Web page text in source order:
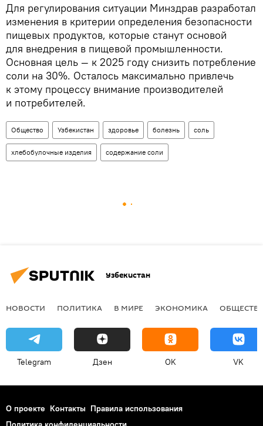
Для регулирования ситуации Минздрав разработал
изменения в критерии определения безопасности
пищевых продуктов, которые станут основой
для внедрения в пищевой промышленности.
Основная цель — к 2025 году снизить потребление
соли на 30%. Осталось максимально привлечь
к этому процессу внимание производителей
и потребителей.
Общество Узбекистан здоровье болезнь соль
хлебобулочные изделия содержание соли
Узбекистан
НОВОСТИ ПОЛИТИКА В МИРЕ ЭКОНОМИКА
Telegram Дзен OK VK
О проекте Контакты Правила использования